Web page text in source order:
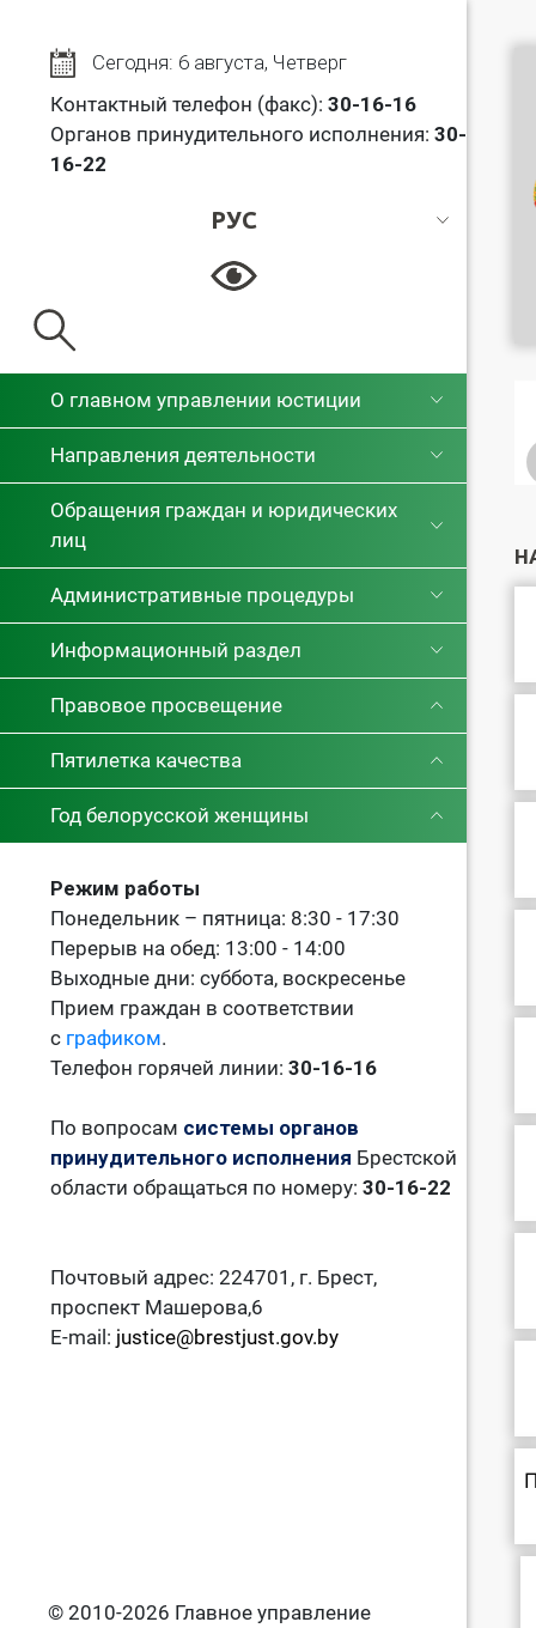
Сегодня: 6 августа, Четверг
Контактный телефон (факс): 30-16-16
Органов принудительного исполнения: 30-
16-22
РУС
РУС
О главном управлении юстиции
Направления деятельности
Обращения граждан и юридических
лиц
Административные процедуры
Информационный раздел
Правовое просвещение
Пятилетка качества
Год белорусской женщины
Режим работы
Понедельник – пятница: 8:30 - 17:30
Перерыв на обед: 13:00 - 14:00
Выходные дни: суббота, воскресенье
Прием граждан в соответствии
с графиком.
Телефон горячей линии: 30-16-16
По вопросам системы органов
принудительного исполнения Брестской
области обращаться по номеру: 30-16-22
Почтовый адрес: 224701, г. Брест,
проспект Машерова,6
E-mail: justice@brestjust.gov.by
© 2010-2026 Главное управление